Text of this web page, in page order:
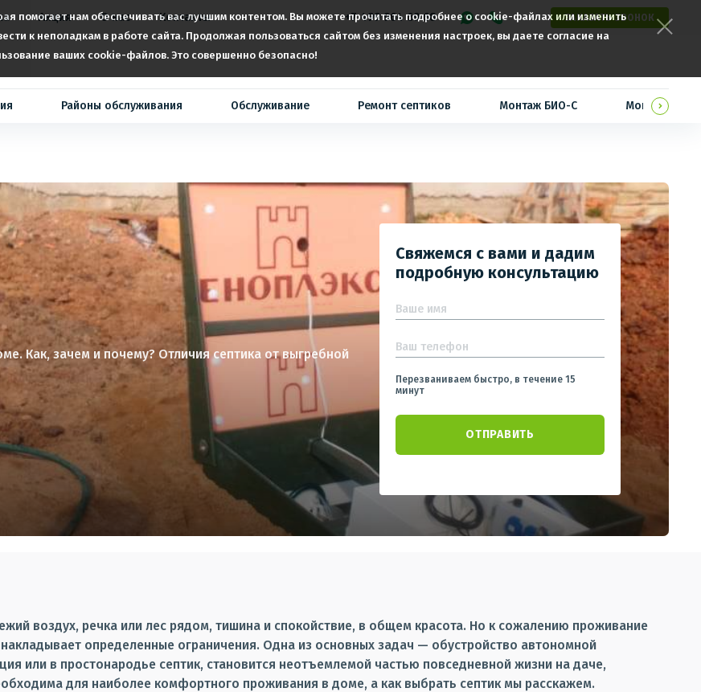
Акция О нас Контакты +7 499 964 69 68 ЗАКАЗАТЬ ЗВОНОК
Районы обслуживания Обслуживание Ремонт септиков Монтаж БИО-С Монтаж
Как, зачем и почему? Отличия септика от выгребной
Свяжемся с вами и дадим
подробную консультацию
Перезваниваем быстро, в течение 15
минут
воздух, речка или лес рядом, тишина и спокойствие, в общем красота. Но к сожалению проживание
определенные ограничения. Одна из основных задач — обустройство автономной
или в простонародье септик, становится неотъемлемой частью повседневной жизни на даче,
для наиболее комфортного проживания в доме, а как выбрать септик мы расскажем.
помогает нам обеспечивать вас лучшим контентом. Вы можете прочитать подробнее о cookie-файлах или изменить
к неполадкам в работе сайта. Продолжая пользоваться сайтом без изменения настроек, вы даете согласие на
ваших cookie-файлов. Это совершенно безопасно!